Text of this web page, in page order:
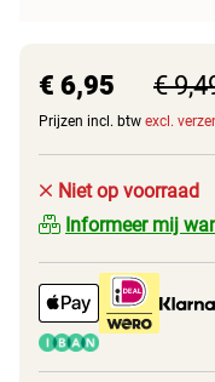
€ 6,95 €
Prijzen incl. btw excl.
Niet op voorraad
Informeer mij